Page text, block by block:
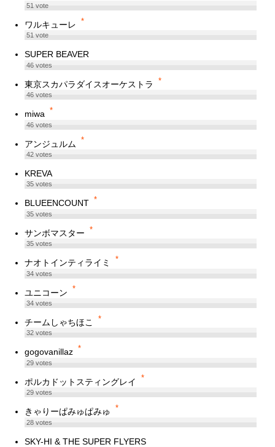
51vote
ワルキューレ *
51vote
SUPER BEAVER
46votes
東京スカパラダイスオーケストラ *
46votes
miwa *
46votes
アンジュルム *
42votes
KREVA
35votes
BLUEENCOUNT *
35votes
サンボマスター *
35votes
ナオトインティライミ *
34votes
ユニコーン *
34votes
チームしゃちほこ *
32votes
gogovanillaz *
29votes
ポルカドットスティングレイ *
29votes
きゃりーぱみゅぱみゅ *
28votes
SKY-HI & THE SUPER FLYERS